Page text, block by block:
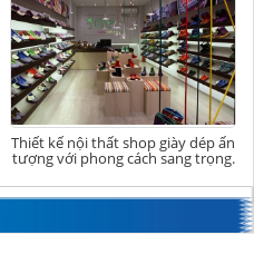
Thiết kế nội thất shop giày dép ấn
tượng với phong cách sang trọng.